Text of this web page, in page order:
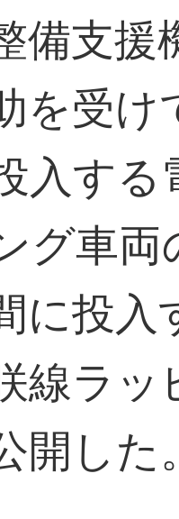
備支援
を受け
入す
グ車
投入
線ラ
開した